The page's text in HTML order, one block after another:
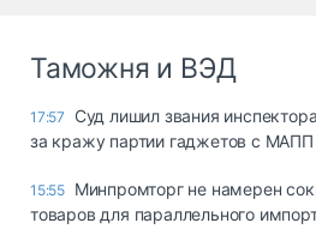
Таможня и ВЭД
17:57
Суд лишил звания
за кражу партии гаджетов с
15:55 Минпромторг не намерен
товаров для параллельного